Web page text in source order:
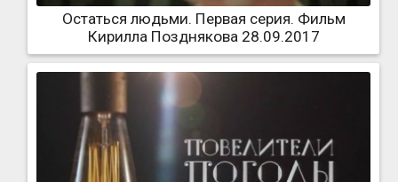
Остаться людьми. Первая серия. Фильм
Кирилла Позднякова 28.09.2017